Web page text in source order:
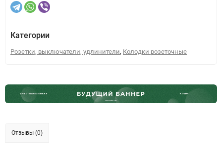
Категории
Розетки, выключатели, удлинители, Колодки розеточные
Отзывы (0)